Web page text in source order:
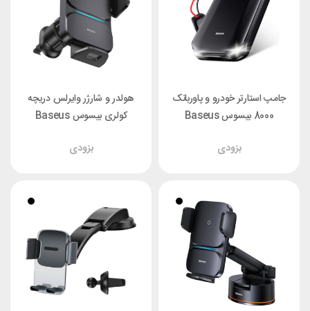
جامپ استارتر خودرو و پاوربانک
8000 بیسوس Baseus
بزودی
هولدر و شارژر وایرلس دریچه
کولری بیسوس Baseus
بزودی